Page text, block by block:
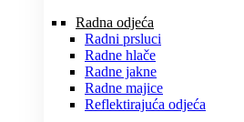
Radna odjeća
Radni prsluci
Radne hlače
Radne jakne
Radne majice
Reflektirajuća odjeća